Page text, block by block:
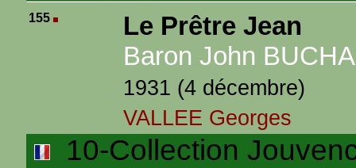
155
Le Prêtre Jean
Baron John
1931 (4 décembre)
VALLEE Georges
10-Collection